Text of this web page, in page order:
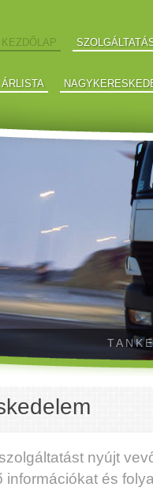
KEZDŐLAP
ÁRLISTA
nyújt
és